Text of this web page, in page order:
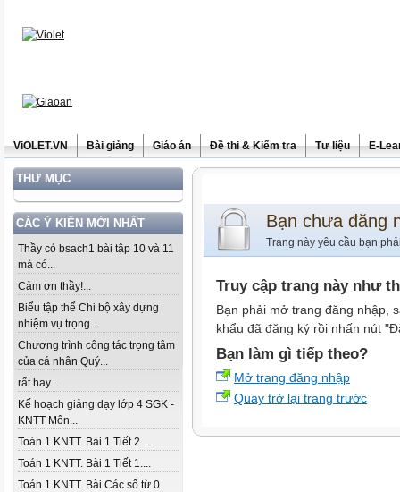
ViOLET.VN Bài giảng Giáo án Đề thi & Kiểm tra Tư liệu E-
THƯ MỤC
CÁC Ý KIẾN MỚI NHẤT
Thầy có bsach1 bài tập 10 và 11
mà có...
Cảm ơn thầy!...
Biểu tập thể Chi bộ xây dựng
nhiệm vụ trọng...
Chương trình công tác trọng tâm
của cá nhân Quý...
rất hay...
Kế hoạch giảng dạy lớp 4 SGK -
KNTT Môn...
Toán 1 KNTT. Bài 1 Tiết 2....
Toán 1 KNTT. Bài 1 Tiết 1....
Toán 1 KNTT. Bài Các số từ 0
Bạn chưa đăng
Trang này yêu cầu bạn
Truy cập trang này như
Bạn phải mở trang đăng nhập,
khẩu đã đăng ký rồi nhấn nút
Bạn làm gì tiếp theo?
Mở trang đăng nhập
Quay trở lại trang trước